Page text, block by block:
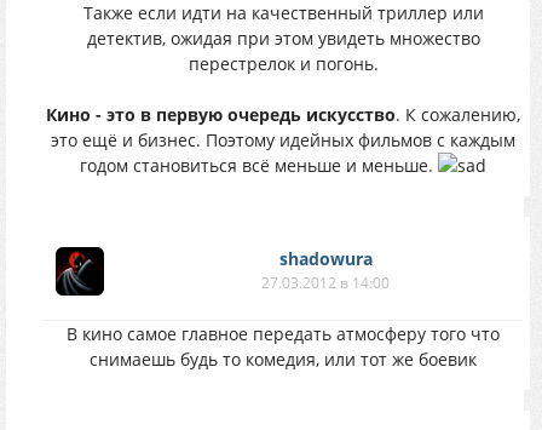
Также если идти на качественный триллер или
детектив, ожидая при этом увидеть множество
перестрелок и погонь.
Кино - это в первую очередь искусство. К сожалению,
это ещё и бизнес. Поэтому идейных фильмов с каждым
годом становиться всё меньше и меньше.
shadowura
27.03.2012 в 14:00
В кино самое главное передать атмосферу того что
снимаешь будь то комедия, или тот же боевик